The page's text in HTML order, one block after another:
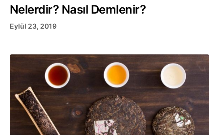
Nelerdir? Nasıl Demlenir?
Eylül 23, 2019